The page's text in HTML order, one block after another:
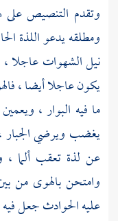
وتقدم التنصيص
ومطلقه يدعو اللذة
نيل الشهوات عاجلا ،
يكون عاجلا أيضا ،
ما فيه البوار ،
يغضب ويرضي الجبار
عن لذة تعقب ألما ،
وامتحن بالهوى من
عليه الحوادث جعل